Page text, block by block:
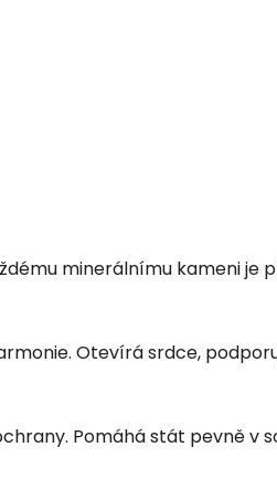
minerálnímu kameni je
Otevírá srdce,
Pomáhá stát pevně v